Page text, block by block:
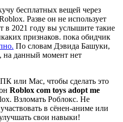
бесплатных вещей через
Разве он не использует
в 2021 году вы услышите такие
признаков. пока обидчик
По словам Дэвида Башуки,
на данный момент нет
или Mac, чтобы сделать это
Roblox com toys adopt me
Взломать Роблокс. Не
в сёнен-аниме или
свои навыки!